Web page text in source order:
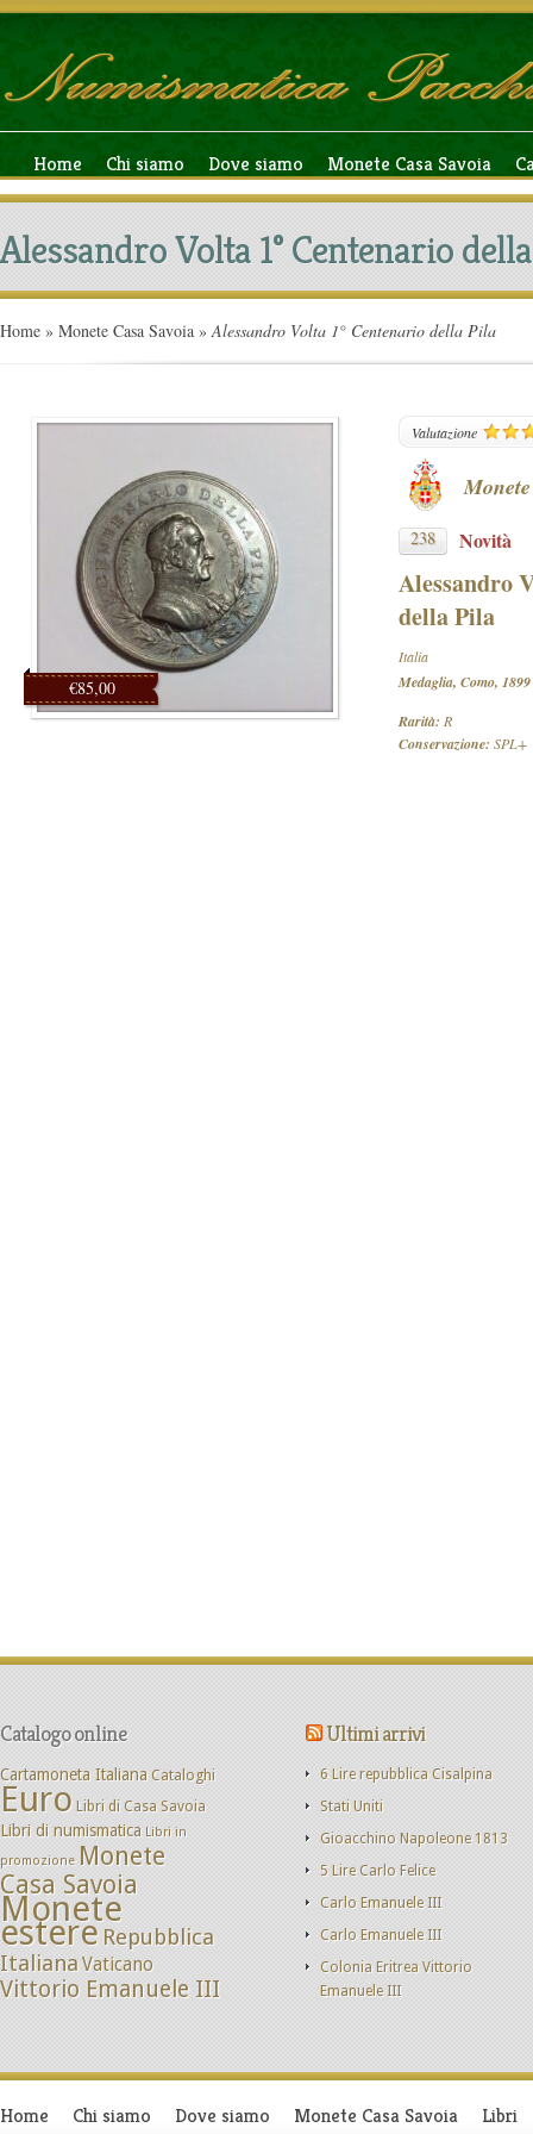
Home Chi siamo Dove siamo Monete Casa Savoia
Alessandro Volta 1° Centenario
Home » Monete Casa Savoia » Alessandro Volta 1° Centenario della Pila
€85,00
Valutazione
238 Novità
Alessandro
della Pila
Italia
Medaglia, Como, 1899
Rarità: R
Conservazione: SPL+
Catalogo online
Cartamoneta Italiana Cataloghi
Euro Libri di Casa Savoia
Libri di numismatica Libri in
promozione Monete
Casa Savoia
Monete
estere Repubblica
ItalianaVaticano
Vittorio Emanuele III
Ultimi arrivi
6 Lire repubblica Cisalpina
Stati Uniti
Gioacchino Napoleone 1813
5 Lire Carlo Felice
Carlo Emanuele III
Carlo Emanuele III
Colonia Eritrea Vittorio
Emanuele III
Home Chi siamo Dove siamo Monete Casa Savoia Libri